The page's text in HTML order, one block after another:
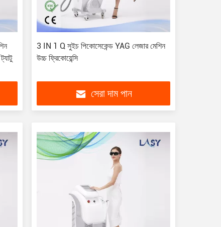
3 IN 1 Q সুইচ পিকোসেকেন্ড YAG লেজার মেশিন
উচ্চ ফ্রিকোয়েন্সি
সেরা দাম পান